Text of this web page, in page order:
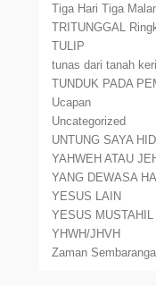
Tiga Hari Tiga
TRITUNGGAL
TULIP
tunas dari tanah
TUNDUK PADA
Ucapan
Uncategorized
UNTUNG SAYA
YAHWEH ATAU
YANG DEWASA
YESUS LAIN
YESUS
YHWH/JHVH
Zaman